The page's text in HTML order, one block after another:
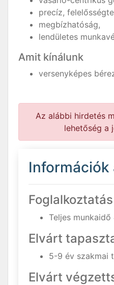
precíz,
megbízhatóság,
lendületes
Amit kínálunk
versenyképes
Az alábbi hirdetés
lehetőség a
Információk
Teljes munkaidő
Elvárt
5-9 év szakmai
Elvárt